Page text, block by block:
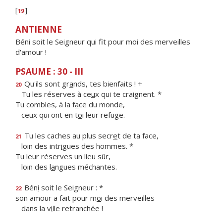
[19]
ANTIENNE
Béni soit le Seigneur qui fit pour moi des merveilles
d'amour !
PSAUME : 30 - III
20 Qu'ils sont grands, tes bienfaits ! +
Tu les réserves à ceux qui te craignent. *
Tu combles, à la face du monde,
ceux qui ont en toi leur refuge.
21 Tu les caches au plus secret de ta face,
loin des intrigues des hommes. *
Tu leur réserves un lieu sûr,
loin des langues méchantes.
22 Béni soit le Seigneur : *
son amour a fait pour moi des merveilles
dans la ville retranchée !